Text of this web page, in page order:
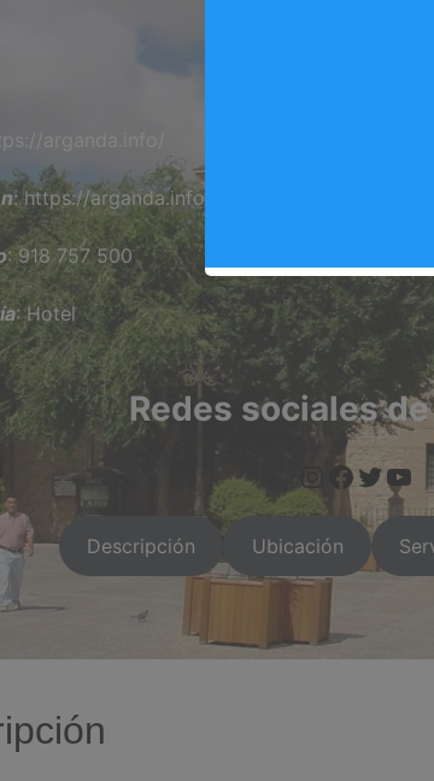
arganda.info/
: https://arganda.info/
: 918 757 500
: Hotel
Redes sociales
https://www.instagram.com/arganda.info/?next=%2F
https://https://
Descripción Ubicación